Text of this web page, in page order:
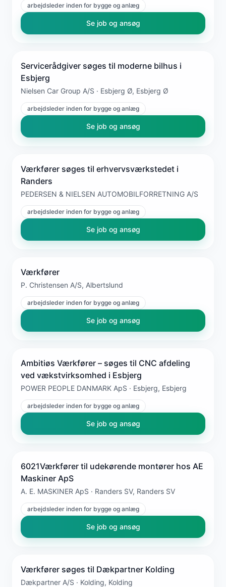
arbejdsleder inden for bygge og anlæg
Se job og ansøg
Servicerådgiver søges til moderne bilhus i
Esbjerg
Nielsen Car Group A/S · Esbjerg Ø, Esbjerg Ø
arbejdsleder inden for bygge og anlæg
Se job og ansøg
Værkfører søges til erhvervsværkstedet i
Randers
PEDERSEN & NIELSEN AUTOMOBILFORRETNING A/S
arbejdsleder inden for bygge og anlæg
Se job og ansøg
Værkfører
P. Christensen A/S, Albertslund
arbejdsleder inden for bygge og anlæg
Se job og ansøg
Ambitiøs Værkfører – søges til CNC afdeling
ved vækstvirksomhed i Esbjerg
POWER PEOPLE DANMARK ApS · Esbjerg, Esbjerg
arbejdsleder inden for bygge og anlæg
Se job og ansøg
6021Værkfører til udekørende montører hos AE
Maskiner ApS
A. E. MASKINER ApS · Randers SV, Randers SV
arbejdsleder inden for bygge og anlæg
Se job og ansøg
Værkfører søges til Dækpartner Kolding
Dækpartner A/S · Kolding, Kolding